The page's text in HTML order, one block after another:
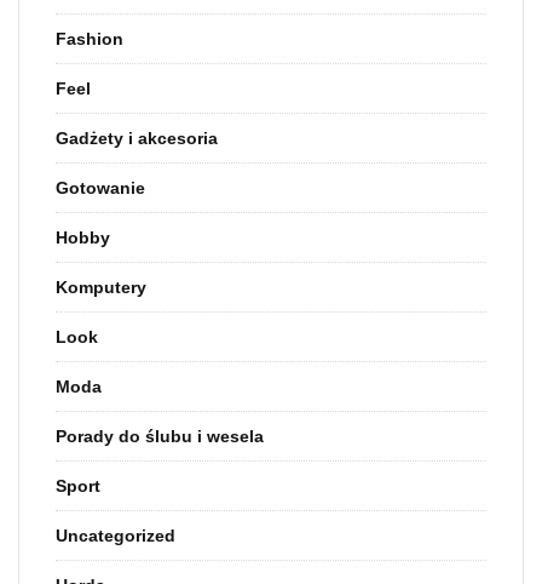
Fashion
Feel
Gadżety i akcesoria
Gotowanie
Hobby
Komputery
Look
Moda
Porady do ślubu i wesela
Sport
Uncategorized